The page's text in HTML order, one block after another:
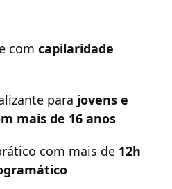
com capilaridade
para jovens e
mais de 16 anos
com mais de 12h